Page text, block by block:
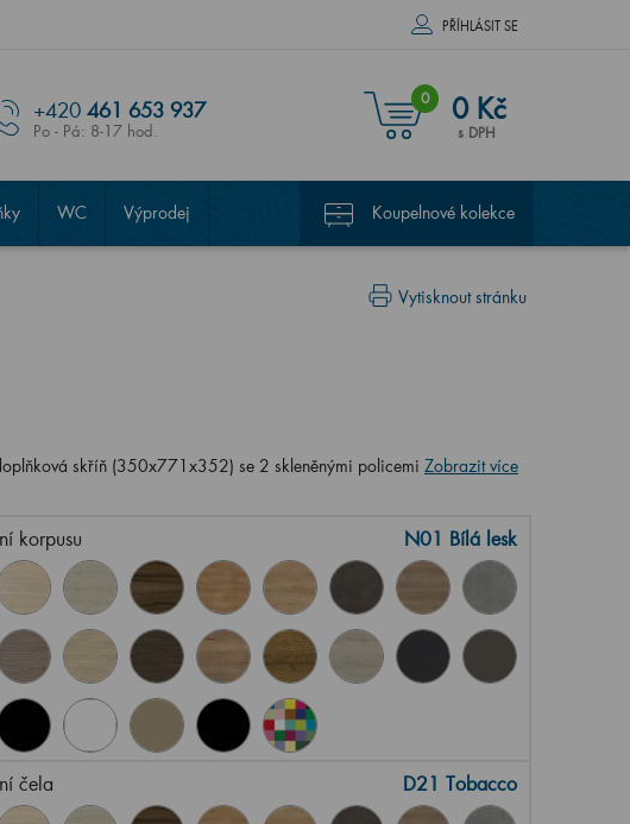
PŘÍHLÁSIT SE
+420 461 653 937
Po - Pá: 8-17 hod.
0 0 Kč
s DPH
WC Výprodej Koupelnové kolekce
Vytisknout stránku
skříň (350x771x352) se 2 skleněnými policemi Zobrazit více
korpusu N01 Bílá lesk
čela D21 Tobacco